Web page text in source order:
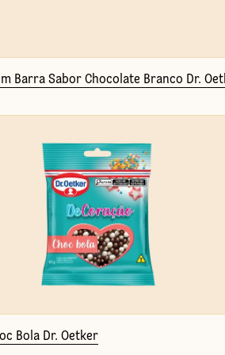
Barra Sabor Chocolate Branco Dr.
Bola Dr. Oetker